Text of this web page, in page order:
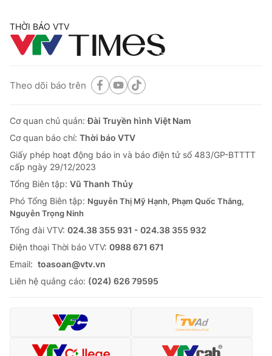
THỜI BÁO VTV
Theo dõi báo trên
Cơ quan chủ quản:Đài Truyền hình Việt Nam
Cơ quan báo chí: Thời báo VTV
Giấy phép hoạt động báo in và báo điện tử số 483/GP-BTTTT
cấp ngày 29/12/2023
Tổng Biên tập: Vũ Thanh Thủy
Phó Tổng Biên tập: Nguyễn Thị Mỹ Hạnh, Phạm Quốc Thắng,
Nguyễn Trọng Ninh
Tổng đài VTV: 024.38 355 931 - 024.38 355 932
Ðiện thoại Thời báo VTV: 0988 671 671
Email: toasoan@vtv.vn
Liên hệ quảng cáo: (024) 626 79595